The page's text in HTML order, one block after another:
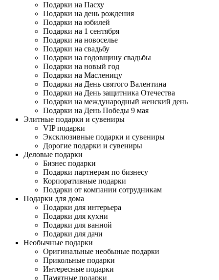
Подарки на Пасху
Подарки на день рождения
Подарки на юбилей
Подарки на 1 сентября
Подарки на новоселье
Подарки на свадьбу
Подарки на годовщину свадьбы
Подарки на новый год
Подарки на Масленицу
Подарки на День святого Валентина
Подарки на День защитника Отечества
Подарки на международный женский день
Подарки на День Победы 9 мая
Элитные подарки и сувениры
VIP подарки
Эксклюзивные подарки и сувениры
Дорогие подарки и сувениры
Деловые подарки
Бизнес подарки
Подарки партнерам по бизнесу
Корпоративные подарки
Подарки от компании сотрудникам
Подарки для дома
Подарки для интерьера
Подарки для кухни
Подарки для ванной
Подарки для дачи
Необычные подарки
Оригинальные необыные подарки
Прикольные подарки
Интересные подарки
Памятные подарки